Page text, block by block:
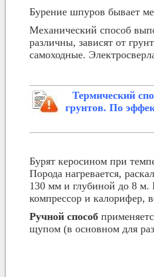
Бурение шпуров бывает
Механический способ
различны, зависят от
самоходные.
Термический
грунтов. По
Бурят керосином при
Порода нагревается,
130 мм и глубиной до 8 м.
компрессор и калорифер,
Ручной способ
щупом (в основном для